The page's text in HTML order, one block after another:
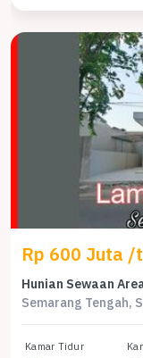
Rp 600 Juta /
Semarang Tengah,
Kamar Tidur